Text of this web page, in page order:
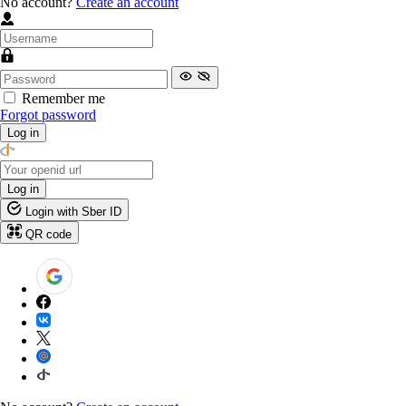
Remember me
Forgot password
Log in
Log in
Login with Sber ID
QR code